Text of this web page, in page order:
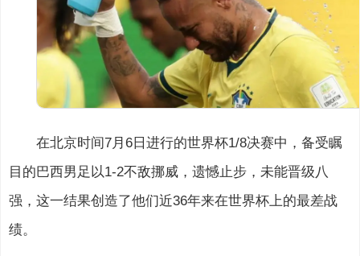
在北京时间7月6日进行的世界杯1/8决赛中，备受瞩
目的巴西男足以1-2不敌挪威，遗憾止步，未能晋级八
强，这一结果创造了他们近36年来在世界杯上的最差战
绩。